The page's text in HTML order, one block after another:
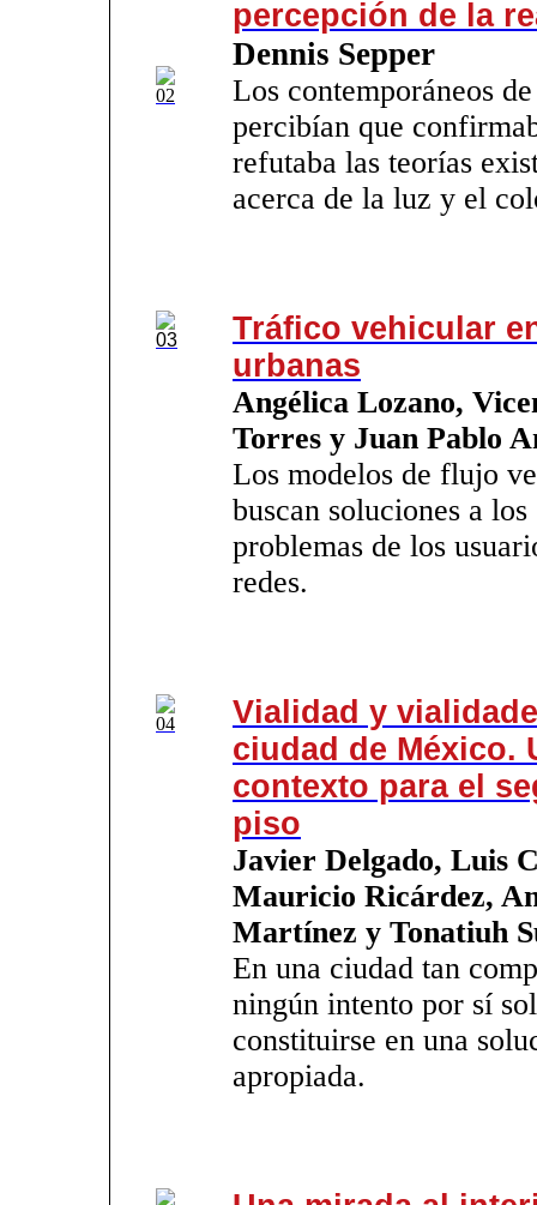
percepción de la
Dennis Sepper
Los contemporáneos
percibían que
refutaba las teorías
acerca de la luz y el
Tráfico vehicular
urbanas
Angélica Lozano,
Torres y Juan Pablo
Los modelos de flujo
buscan soluciones a los
problemas de los
redes.
Vialidad y
ciudad de México.
contexto para el
piso
Javier Delgado, Luis
Mauricio Ricárdez,
Martínez y Tonatiuh
En una ciudad tan
ningún intento por sí
constituirse en una
apropiada.